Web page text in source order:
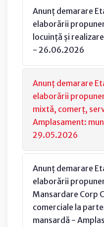
Anunț demarare
elaborării
locuință și
- 26.06.2026
Anunț demarare
elaborării
mixtă, comerț,
Amplasament:
29.05.2026
Anunț demarare
elaborării
Mansardare Corp
comerciale la
mansardă -